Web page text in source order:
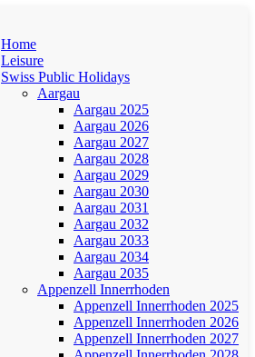
Home
Leisure
Swiss Public Holidays
Aargau
Aargau 2025
Aargau 2026
Aargau 2027
Aargau 2028
Aargau 2029
Aargau 2030
Aargau 2031
Aargau 2032
Aargau 2033
Aargau 2034
Aargau 2035
Appenzell Innerrhoden
Appenzell Innerrhoden 2025
Appenzell Innerrhoden 2026
Appenzell Innerrhoden 2027